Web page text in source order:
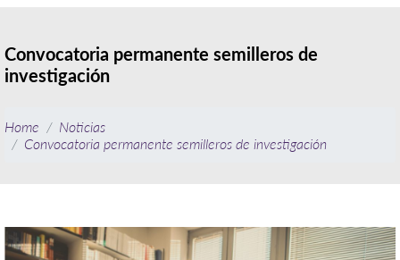
Convocatoria permanente semilleros de
investigación
Home
Noticias
Convocatoria permanente semilleros de investigación